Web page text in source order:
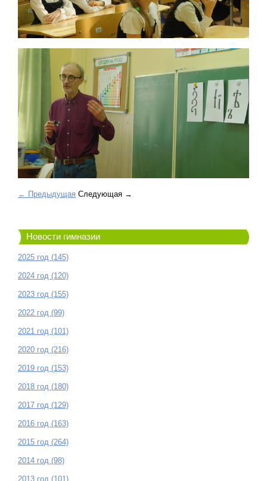
← Предыдущая Следующая →
Новости гимназии
2025 год (145)
2024 год (120)
2023 год (155)
2022 год (99)
2021 год (101)
2020 год (216)
2019 год (153)
2018 год (180)
2017 год (129)
2016 год (163)
2015 год (264)
2014 год (98)
2013 год (101)